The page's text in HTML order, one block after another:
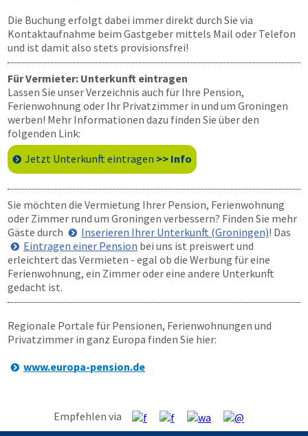
Die Buchung erfolgt dabei immer direkt durch Sie via
Kontaktaufnahme beim Gastgeber mittels Mail oder Telefon
und ist damit also stets provisionsfrei!
Für Vermieter: Unterkunft eintragen
Lassen Sie unser Verzeichnis auch für Ihre Pension,
Ferienwohnung oder Ihr Privatzimmer in und um Groningen
werben! Mehr Informationen dazu finden Sie über den
folgenden Link:
Jetzt Unterkunft eintragen >> Info
Sie möchten die Vermietung Ihrer Pension, Ferienwohnung
oder Zimmer rund um Groningen verbessern? Finden Sie mehr
Gäste durch
Inserieren Ihrer Unterkunft (Groningen)! Das
Eintragen einer Pension bei uns ist preiswert und
erleichtert das Vermieten - egal ob die Werbung für eine
Ferienwohnung, ein Zimmer oder eine andere Unterkunft
gedacht ist.
Regionale Portale für Pensionen, Ferienwohnungen und
Privatzimmer in ganz Europa finden Sie hier:
www.europa-pension.de
Empfehlen via